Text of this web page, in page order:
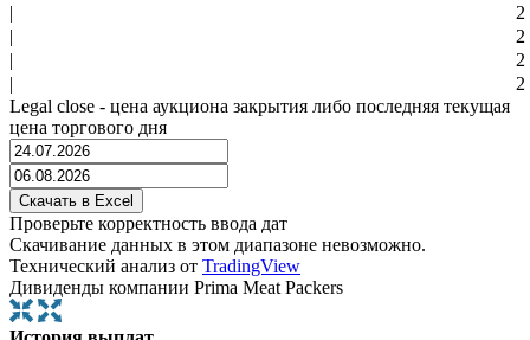
|
2
|
2
|
2
|
2
Legal close - цена аукциона закрытия либо последняя текущая
цена торгового дня
Проверьте корректность ввода дат
Скачивание данных в этом диапазоне невозможно.
Технический анализ от TradingView
Дивиденды компании Prima Meat Packers